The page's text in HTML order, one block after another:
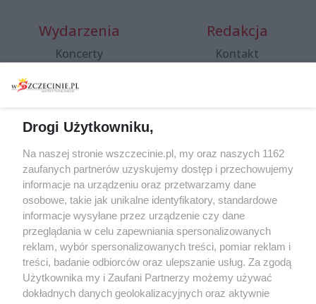
Wydarzenia
Koncerty
Spacery i oprowadzania
targi
Wernisaże
Więcej
Redakcja
Kontakt
Specjalny koncert z okazji
20. urodzin portalu
wSzczecinie.pl
Regulamin konkursów
śniadaniówka "Hej
Szczecin! Jest piątek!"
Partnerzy
Drogi Użytkowniku,
Na naszej stronie wszczecinie.pl, my oraz naszych 1162
zaufanych partnerów uzyskujemy dostęp i przechowujemy
informacje na urządzeniu oraz przetwarzamy dane
osobowe, takie jak unikalne identyfikatory, standardowe
informacje wysyłane przez urządzenie czy dane
przeglądania w celu zapewniania spersonalizowanych
reklam, wybór spersonalizowanych treści, pomiar reklam i
treści, badanie odbiorców oraz ulepszanie usług. Za zgodą
Użytkownika my i Zaufani Partnerzy możemy używać
dokładnych danych geolokalizacyjnych oraz aktywnie